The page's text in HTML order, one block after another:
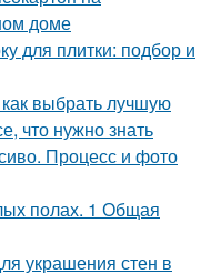
доме
для плитки: подбор и
выбрать лучшую
что нужно знать
Процесс и фото
полах. 1 Общая
украшения стен в